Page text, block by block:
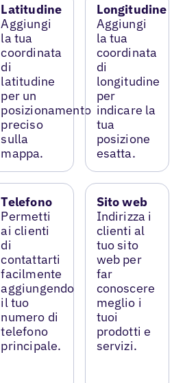
Latitudine
Aggiungi
la tua
coordinata
di
latitudine
per un
posizionamento
preciso
sulla
mappa.
Longitudine
Aggiungi
la tua
coordinata
di
longitudine
per
indicare la
tua
posizione
esatta.
Telefono
Permetti
ai clienti
di
contattarti
facilmente
aggiungendo
il tuo
numero di
telefono
principale.
Sito web
Indirizza i
clienti al
tuo sito
web per
far
conoscere
meglio i
tuoi
prodotti e
servizi.